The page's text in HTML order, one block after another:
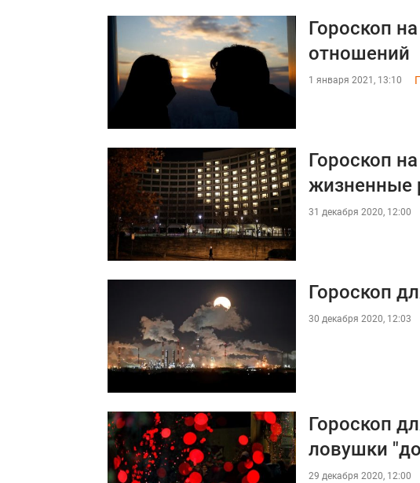
Гороскоп
отношений
1 января 2021, 13:10
Гороскоп
жизненные
31 декабря 2020, 12:00
Гороскоп
30 декабря 2020, 12:03
Гороскоп
ловушки
29 декабря 2020, 12:00